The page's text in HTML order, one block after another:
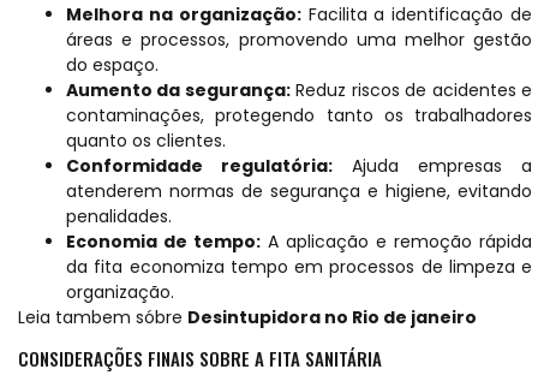
Melhora na organização:Facilita a identificação de
áreas e processos, promovendo uma melhor gestão
do espaço.
Aumento da segurança:Reduz riscos de acidentes e
contaminações, protegendo tanto os trabalhadores
quanto os clientes.
Conformidade regulatória: Ajuda empresas a
atenderem normas de segurança e higiene, evitando
penalidades.
Economia de tempo: A aplicação e remoção rápida
da fita economiza tempo em processos de limpeza e
organização.
Leia tambem sóbre Desintupidora no Rio de janeiro
CONSIDERAÇÕES FINAIS SOBRE A FITA SANITÁRIA